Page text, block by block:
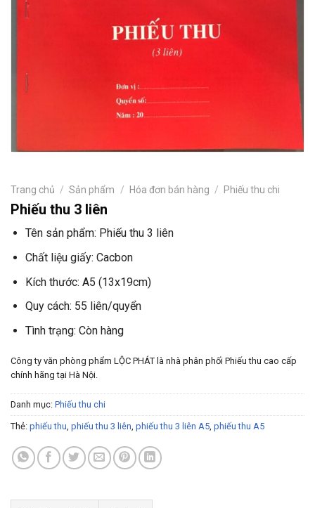
Trang chủ / Sản phẩm / Hóa đơn bán hàng / Phiếu thu chi
Phiếu thu 3 liên
Tên sản phẩm: Phiếu thu 3 liên
Chất liệu giấy: Cacbon
Kích thước: A5 (13x19cm)
Quy cách: 55 liên/quyển
Tình trạng: Còn hàng
Công ty văn phòng phẩm LỘC PHÁT là nhà phân phối Phiếu thu cao cấp
chính hãng tại Hà Nội.
Danh mục: Phiếu thu chi
Thẻ: phiếu thu, phiếu thu 3 liên, phiếu thu 3 liên A5, phiếu thu A5